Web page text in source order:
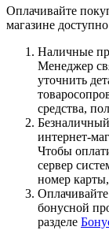
Оплачивайте
магазине
Наличные
Менеджер
уточнить
средства,
интернет-
Чтобы
сервер
номер
бонусной
разделе